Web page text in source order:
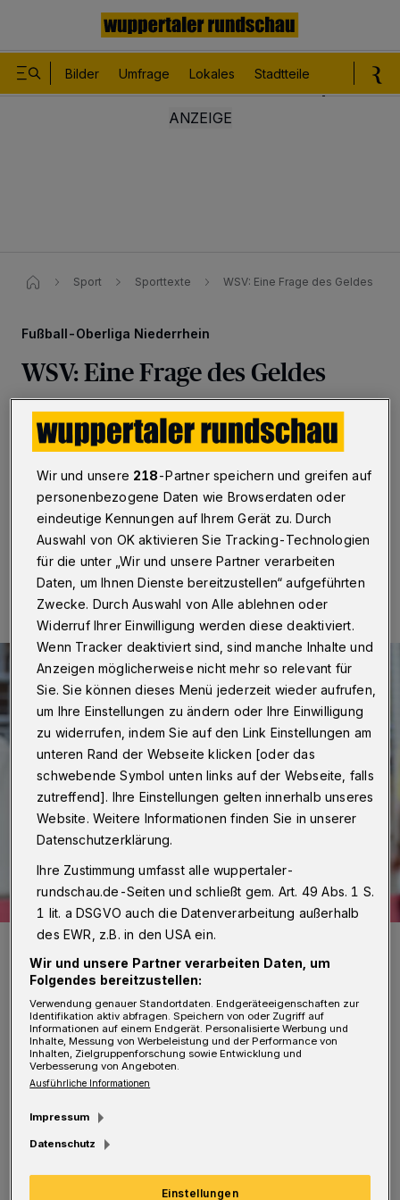
Bilder Umfrage Lokales Stadtteile
Sport Sporttexte WSV: Eine Frage des Geldes
Fußball-Oberliga Niederrhein
WSV: Eine Frage des Geldes
Wuppertal·Beim Fußball-Oberligisten Wuppertaler SV
rückt immer mehr die Finanzplanung für die mögliche
Regionalliga-Saison 2016/17 in den Vordergrund. Und
damit auch die Frage, ob Manuel Bölstler Sportdirektor
30.03.2016 , 21:21 Uhr Eine Minute Lesezeit
Torjäger Ercan Aydogmus (re.) hat einen Vertrag bis 2017.
Foto: Dirk Freund
Von Jörn Koldehoff
D ass der Vertrag des 32-Jährigen im
Sommer ausläuft, darüber hatte die
Rundschau bereits in der Ausgabe am 23. März
Wir und unsere 218-Partner speichern und greifen auf
personenbezogene Daten wie Browserdaten oder
eindeutige Kennungen auf Ihrem Gerät zu. Durch
Auswahl von OK aktivieren Sie Tracking-Technologien
für die unter „Wir und unsere Partner verarbeiten
Daten, um Ihnen Dienste bereitzustellen“ aufgeführten
Zwecke. Durch Auswahl von Alle ablehnen oder
Widerruf Ihrer Einwilligung werden diese deaktiviert.
Wenn Tracker deaktiviert sind, sind manche Inhalte und
Anzeigen möglicherweise nicht mehr so relevant für
Sie. Sie können dieses Menü jederzeit wieder aufrufen,
um Ihre Einstellungen zu ändern oder Ihre Einwilligung
zu widerrufen, indem Sie auf den Link Einstellungen am
unteren Rand der Webseite klicken [oder das
schwebende Symbol unten links auf der Webseite, falls
zutreffend]. Ihre Einstellungen gelten innerhalb unseres
Website. Weitere Informationen finden Sie in unserer
Datenschutzerklärung.
Ihre Zustimmung umfasst alle wuppertaler-
rundschau.de-Seiten und schließt gem. Art. 49 Abs. 1 S.
1 lit. a DSGVO auch die Datenverarbeitung außerhalb
des EWR, z.B. in den USA ein.
Wir und unsere Partner verarbeiten Daten, um
Folgendes bereitzustellen:
Verwendung genauer Standortdaten. Endgeräteeigenschaften zur
Identifikation aktiv abfragen. Speichern von oder Zugriff auf
Informationen auf einem Endgerät. Personalisierte Werbung und
Inhalte, Messung von Werbeleistung und der Performance von
Inhalten, Zielgruppenforschung sowie Entwicklung und
Verbesserung von Angeboten.
Ausführliche Informationen
Impressum
Datenschutz
Einstellungen